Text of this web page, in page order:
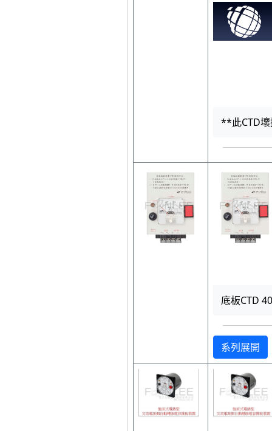
**此CTD壞
底板CTD
系列展開